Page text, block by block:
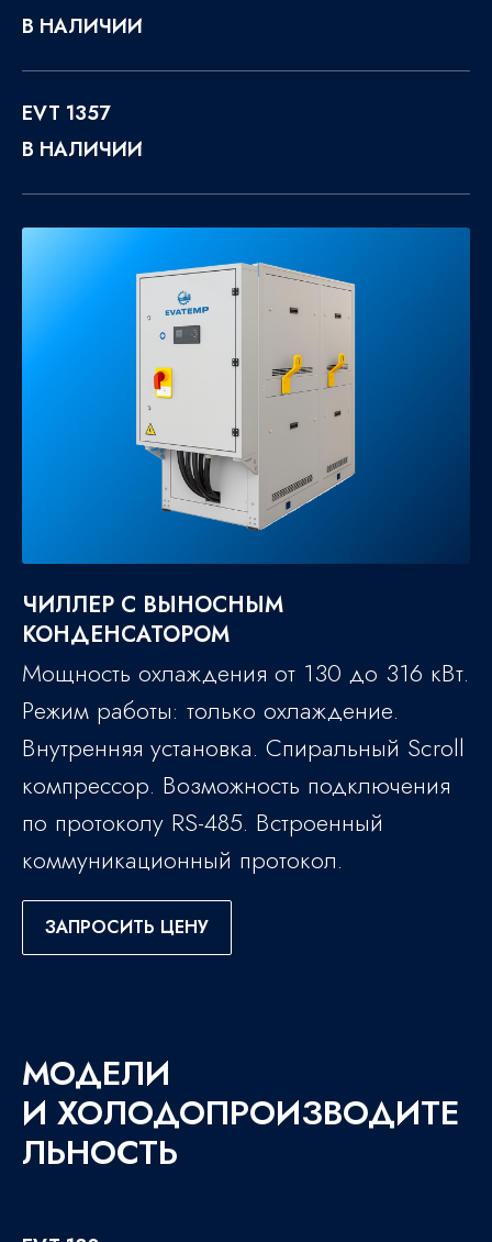
В НАЛИЧИИ
EVT 1357
В НАЛИЧИИ
ЧИЛЛЕР С ВЫНОСНЫМ
КОНДЕНСАТОРОМ
Мощность охлаждения от 130 до 316 кВт.
Режим работы: только охлаждение.
Внутренняя установка. Спиральный Scroll
компрессор. Возможность подключения
по протоколу RS-485. Встроенный
коммуникационный протокол.
ЗАПРОСИТЬ ЦЕНУ
МОДЕЛИ
И ХОЛОДОПРОИЗВОДИТЕ
ЛЬНОСТЬ